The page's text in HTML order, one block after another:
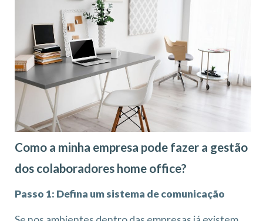
Como a minha empresa pode fazer a gestão
dos colaboradores home office?
Passo 1: Defina um sistema de comunicação